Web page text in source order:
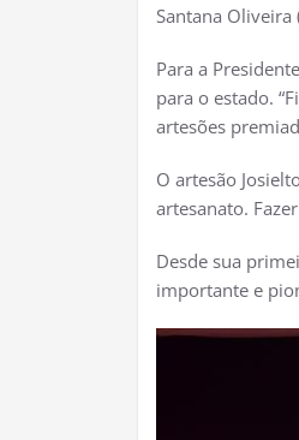
Santana Oliveira
Para a
para o estado.
artesões
O artesão
artesanato.
Desde sua
importante e